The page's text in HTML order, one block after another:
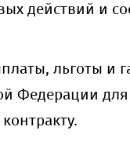
действий и
льготы и
Федерации для